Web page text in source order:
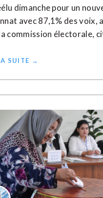
dimanche pour un
avec 87,1% des voix,
commission électorale,
SUITE →